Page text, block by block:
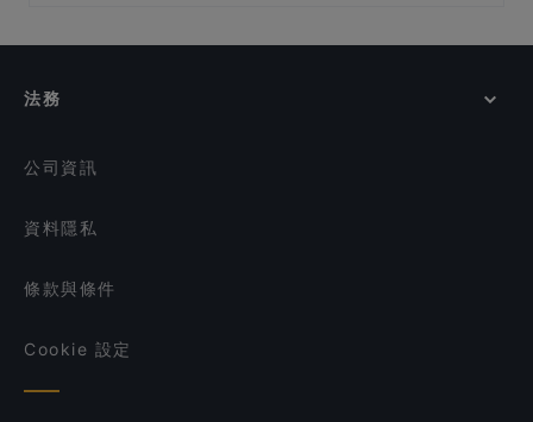
Chilis Pizza
在 新加坡 的 晚餐
法務
公司資訊
資料隱私
條款與條件
Cookie 設定